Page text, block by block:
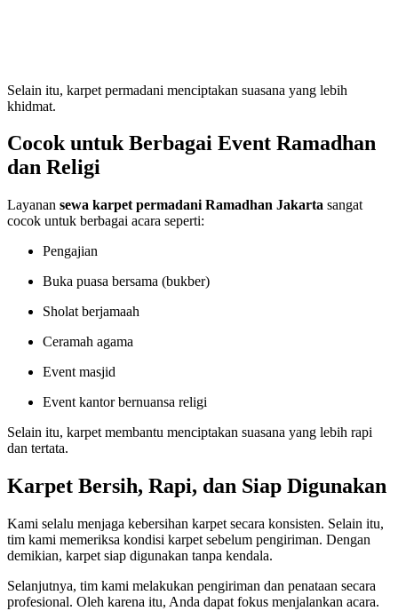
Selain itu, karpet permadani menciptakan suasana yang lebih
khidmat.
Cocok untuk Berbagai Event Ramadhan
dan Religi
Layanan sewa karpet permadani Ramadhan Jakarta sangat
cocok untuk berbagai acara seperti:
Pengajian
Buka puasa bersama (bukber)
Sholat berjamaah
Ceramah agama
Event masjid
Event kantor bernuansa religi
Selain itu, karpet membantu menciptakan suasana yang lebih rapi
dan tertata.
Karpet Bersih, Rapi, dan Siap Digunakan
Kami selalu menjaga kebersihan karpet secara konsisten. Selain itu,
tim kami memeriksa kondisi karpet sebelum pengiriman. Dengan
demikian, karpet siap digunakan tanpa kendala.
Selanjutnya, tim kami melakukan pengiriman dan penataan secara
profesional. Oleh karena itu, Anda dapat fokus menjalankan acara.